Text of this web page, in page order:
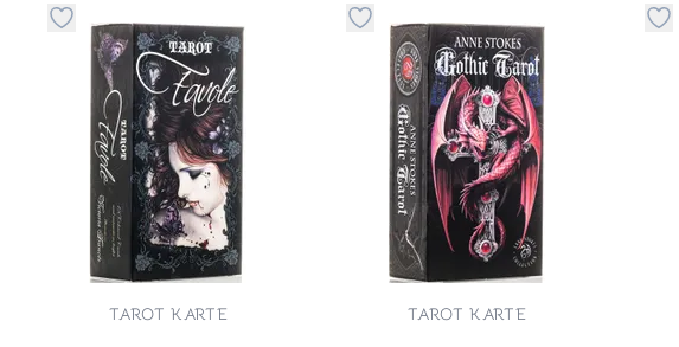
Dugme za dodavanje stvari u kategoriju omiljeno
TAROT KARTE
Dugme za dodavanje stvari u
TAROT KARTE